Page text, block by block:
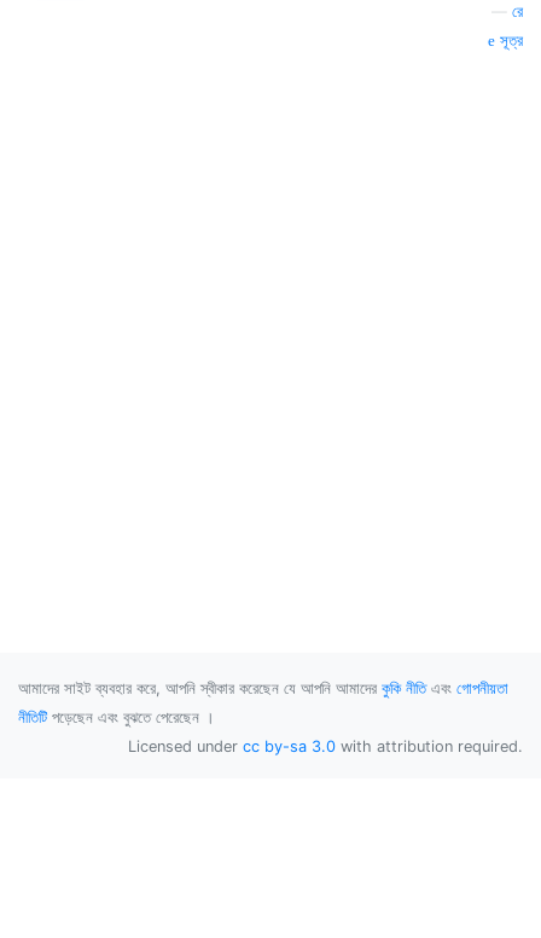
রে
সূত্র
আমাদের সাইট ব্যবহার করে, আপনি স্বীকার করেছেন যে আপনি আমাদের কুকি নীতিএবং গোপনীয়তা
নীতিটি পড়েছেন এবং বুঝতে পেরেছেন ।
Licensed under cc by-sa 3.0 with attribution required.